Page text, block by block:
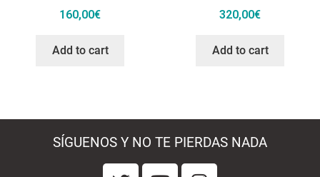
160,00€
Add to cart
320,00€
Add to cart
SÍGUENOS Y NO TE PIERDAS NADA